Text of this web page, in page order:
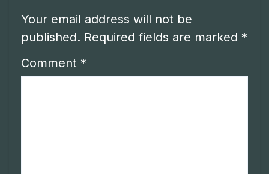
Your email address will not be
published. Required fields are marked *
Comment *